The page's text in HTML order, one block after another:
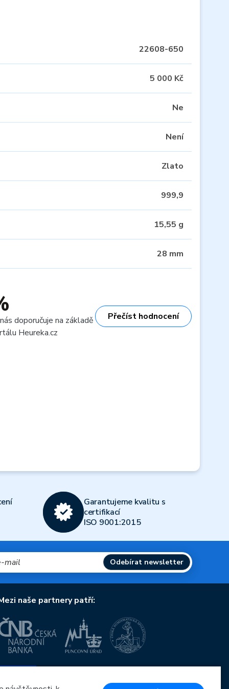
22608-650
5 000 Kč
Ne
Není
Zlato
999,9
15,55 g
28 mm
doporučuje na základě
Heureka.cz
Přečíst hodnocení
Garantujeme kvalitu s
certifikací
ISO 9001:2015
Odebírat newsletter
naše partnery patří:
OP Podnikání a inovace pro konkurenceschopnost